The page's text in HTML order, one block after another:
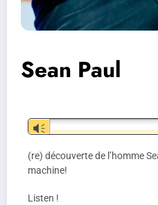
Sean Paul
Lecteur
audio
Vm
(re) découverte de l’homme
machine!
Listen !